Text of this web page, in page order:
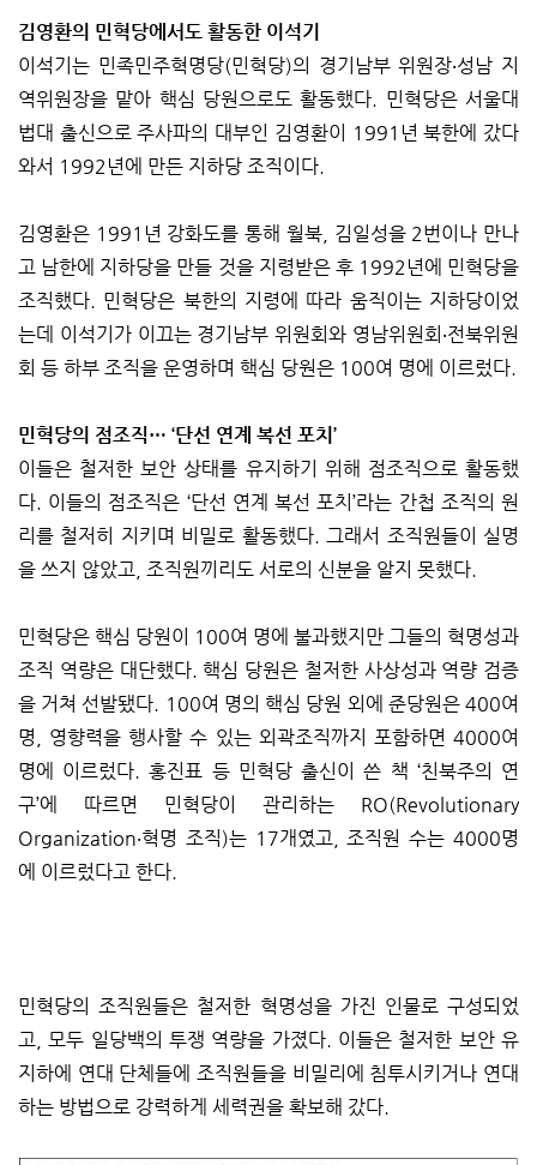
김영환의 민혁당에서도 활동한 이석기
이석기는 민족민주혁명당(민혁당)의 경기남부 위원장‧성남 지
역위원장을 맡아 핵심 당원으로도 활동했다. 민혁당은 서울대
법대 출신으로 주사파의 대부인 김영환이 1991년 북한에 갔다
와서 1992년에 만든 지하당 조직이다.
김영환은 1991년 강화도를 통해 월북, 김일성을 2번이나 만나
고 남한에 지하당을 만들 것을 지령받은 후 1992년에 민혁당을
조직했다. 민혁당은 북한의 지령에 따라 움직이는 지하당이었
는데 이석기가 이끄는 경기남부 위원회와 영남위원회‧전북위원
회 등 하부 조직을 운영하며 핵심 당원은 100여 명에 이르렀다.
민혁당의 점조직… ‘단선 연계 복선 포치’
이들은 철저한 보안 상태를 유지하기 위해 점조직으로 활동했
다. 이들의 점조직은 ‘단선 연계 복선 포치’라는 간첩 조직의 원
리를 철저히 지키며 비밀로 활동했다. 그래서 조직원들이 실명
을 쓰지 않았고, 조직원끼리도 서로의 신분을 알지 못했다.
민혁당은 핵심 당원이 100여 명에 불과했지만 그들의 혁명성과
조직 역량은 대단했다. 핵심 당원은 철저한 사상성과 역량 검증
을 거쳐 선발됐다. 100여 명의 핵심 당원 외에 준당원은 400여
명, 영향력을 행사할 수 있는 외곽조직까지 포함하면 4000여
명에 이르렀다. 홍진표 등 민혁당 출신이 쓴 책 ‘친북주의 연
구’에 따르면 민혁당이 관리하는 RO(Revolutionary
Organization‧혁명 조직)는 17개였고, 조직원 수는 4000명
에 이르렀다고 한다.
민혁당의 조직원들은 철저한 혁명성을 가진 인물로 구성되었
고, 모두 일당백의 투쟁 역량을 가졌다. 이들은 철저한 보안 유
지하에 연대 단체들에 조직원들을 비밀리에 침투시키거나 연대
하는 방법으로 강력하게 세력권을 확보해 갔다.